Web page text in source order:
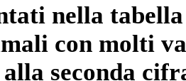
nella
con molti
seconda